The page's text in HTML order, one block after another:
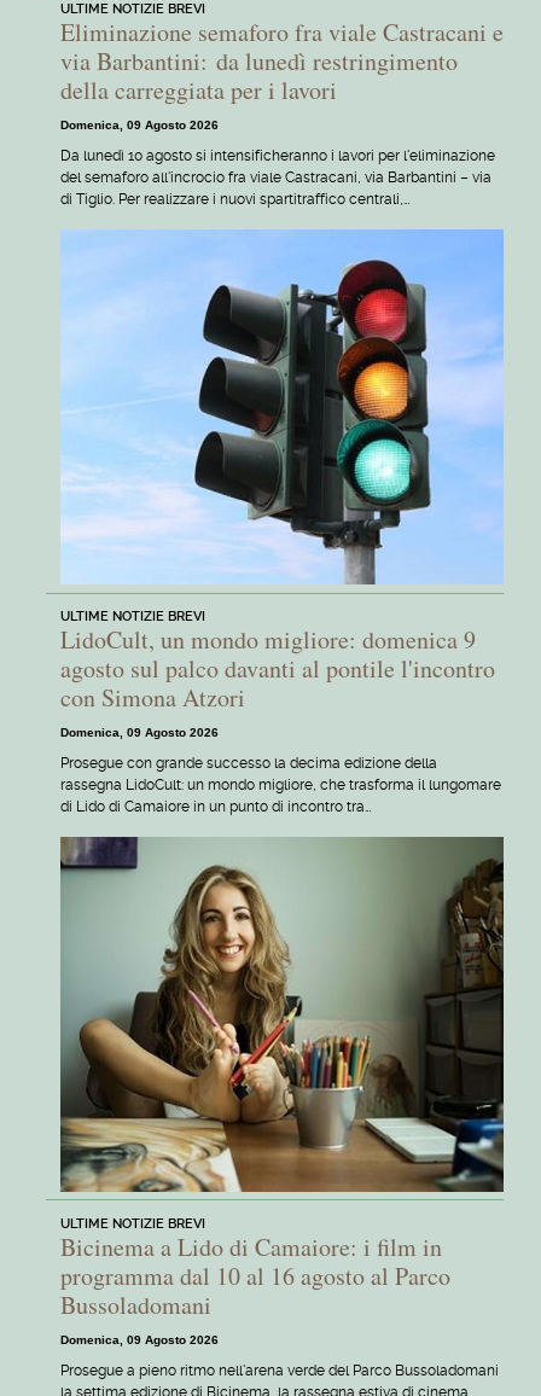
ULTIME NOTIZIE BREVI
Eliminazione semaforo fra viale Castracani e
via Barbantini: da lunedì restringimento
della carreggiata per i lavori
Domenica, 09 Agosto 2026
Da lunedì 10 agosto si intensificheranno i lavori per l'eliminazione
del semaforo all'incrocio fra viale Castracani, via Barbantini – via
di Tiglio. Per realizzare i nuovi spartitraffico centrali,…
ULTIME NOTIZIE BREVI
LidoCult, un mondo migliore: domenica 9
agosto sul palco davanti al pontile l'incontro
con Simona Atzori
Domenica, 09 Agosto 2026
Prosegue con grande successo la decima edizione della
rassegna LidoCult: un mondo migliore, che trasforma il lungomare
di Lido di Camaiore in un punto di incontro tra…
ULTIME NOTIZIE BREVI
Bicinema a Lido di Camaiore: i film in
programma dal 10 al 16 agosto al Parco
Bussoladomani
Domenica, 09 Agosto 2026
Prosegue a pieno ritmo nell'arena verde del Parco Bussoladomani